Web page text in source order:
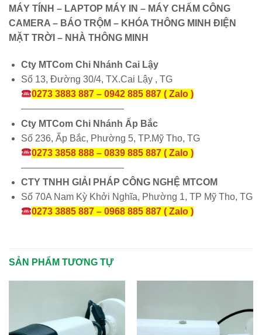
MÁY TÍNH – LAPTOP MÁY IN – MÁY CHẤM CÔNG
CAMERA – BÁO TRỘM – KHÓA THÔNG MINH ĐIỆN
MẶT TRỜI – NHÀ THÔNG MINH
Cty MTCom Chi Nhánh Cai Lậy
Số 13, Đường 30/4, TX.Cai Lậy , TG
0273 3883 887 – 0942 885 887 ( Zalo )
———————————
Cty MTCom Chi Nhánh Ấp Bắc
Số 236, Ấp Bắc, Phường 5, TP.Mỹ Tho, TG
0273 3858 888 – 0839 885 887 ( Zalo )
———————————
CTY TNHH GIẢI PHÁP CÔNG NGHỆ MTCOM
Số 70A Nam Kỳ Khởi Nghĩa, Phường 1, TP Mỹ Tho, TG
0273 3885 887 – 0968 885 887 ( Zalo )
SẢN PHẨM TƯƠNG TỰ